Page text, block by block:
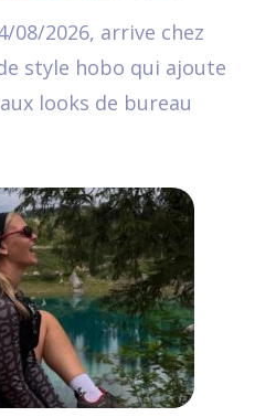
08/2026, arrive chez
style hobo qui ajoute
looks de bureau